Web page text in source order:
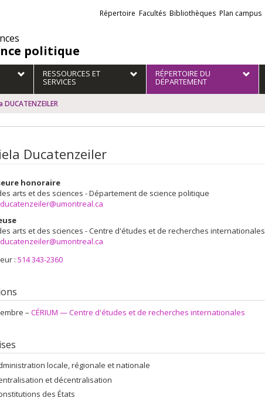
politique
Liens
externes
Répertoire Facultés Bibliothèques Plan campus
RESSOURCES ET
SERVICES
RÉPERTOIRE DU
DÉPARTEMENT
DUCATENZEILER
Ducatenzeiler
honoraire
arts et des sciences - Département de science politique
arts et des sciences - Centre d'études et de recherches internationales
: 514 343-2360
– CÉRIUM — Centre d'études et de recherches internationales
locale, régionale et nationale
et décentralisation
des États